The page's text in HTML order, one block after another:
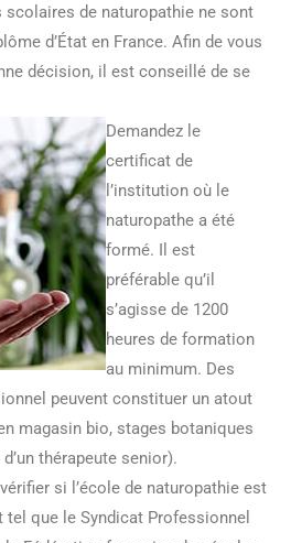
de naturopathie ne sont
d’État en France. Afin de vous
décision, il est conseillé de se
Demandez le
certificat de
l’institution où le
naturopathe a été
formé. Il est
préférable qu’il
s’agisse de 1200
heures de formation
au minimum. Des
peuvent constituer un atout
magasin bio, stages botaniques
thérapeute senior).
si l’école de naturopathie est
tel que le Syndicat Professionnel